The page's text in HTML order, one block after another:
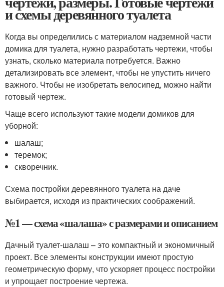
и схемы деревянного туалета
Когда вы определились с материалом надземной части
домика для туалета, нужно разработать чертежи, чтобы
узнать, сколько материала потребуется. Важно
детализировать все элемент, чтобы не упустить ничего
важного. Чтобы не изобретать велосипед, можно найти
готовый чертеж.
Чаще всего используют такие модели домиков для
уборной:
шалаш;
теремок;
скворечник.
Схема постройки деревянного туалета на даче
выбирается, исходя из практических соображений.
№1 — схема «шалаша» с размерами и описанием
Дачный туалет-шалаш – это компактный и экономичный
проект. Все элементы конструкции имеют простую
геометрическую форму, что ускоряет процесс постройки
и упрощает построение чертежа.